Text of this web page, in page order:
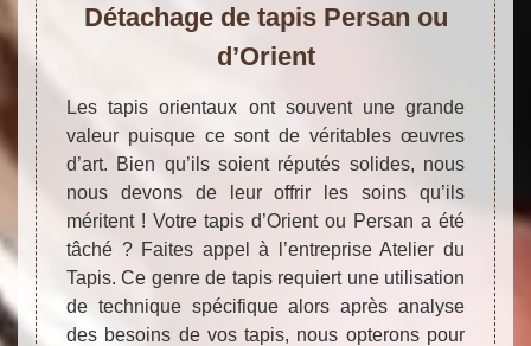
Détachage de tapis Persan ou
d’Orient
Les tapis orientaux ont souvent une grande
valeur puisque ce sont de véritables œuvres
d’art. Bien qu’ils soient réputés solides, nous
nous devons de leur offrir les soins qu’ils
méritent ! Votre tapis d’Orient ou Persan a été
tâché ? Faites appel à l’entreprise Atelier du
Tapis. Ce genre de tapis requiert une utilisation
de technique spécifique alors après analyse
des besoins de vos tapis, nous opterons pour